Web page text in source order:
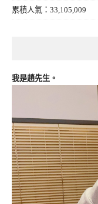
累積人氣：33,105,009
我是趙先生。